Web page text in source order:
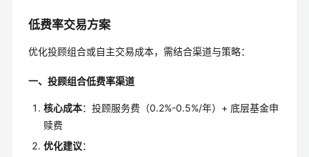
低费率交易方案
优化投顾组合或自主交易成本，需结合渠道与策略：
一、投顾组合低费率渠道
核心成本：投顾服务费（0.2%-0.5%/年）+ 底层基金申
赎费
优化建议：